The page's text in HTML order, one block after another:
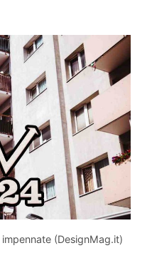
(DesignMag.it)